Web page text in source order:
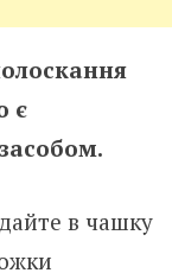
є
в чашку